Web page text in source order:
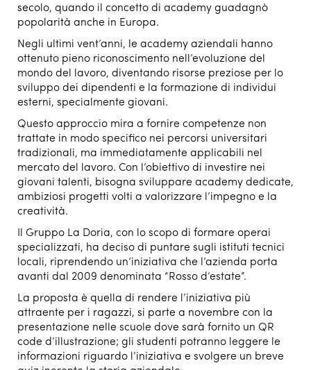
secolo, quando il concetto di academy guadagnò
popolarità anche in Europa.
Negli ultimi vent’anni, le academy aziendali hanno
ottenuto pieno riconoscimento nell’evoluzione del
mondo del lavoro, diventando risorse preziose per lo
sviluppo dei dipendenti e la formazione di individui
esterni, specialmente giovani.
Questo approccio mira a fornire competenze non
trattate in modo specifico nei percorsi universitari
tradizionali, ma immediatamente applicabili nel
mercato del lavoro. Con l’obiettivo di investire nei
giovani talenti, bisogna sviluppare academy dedicate,
ambiziosi progetti volti a valorizzare l’impegno e la
creatività.
Il Gruppo La Doria, con lo scopo di formare operai
specializzati, ha deciso di puntare sugli istituti tecnici
locali, riprendendo un’iniziativa che l’azienda porta
avanti dal 2009 denominata “Rosso d’estate”.
La proposta è quella di rendere l’iniziativa più
attraente per i ragazzi, si parte a novembre con la
presentazione nelle scuole dove sarà fornito un QR
code d’illustrazione; gli studenti potranno leggere le
informazioni riguardo l’iniziativa e svolgere un breve